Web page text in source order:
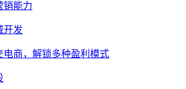
销能力
开发
电商，解锁多种盈利模式